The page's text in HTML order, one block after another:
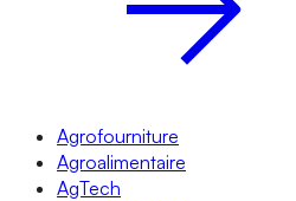
Agrofourniture
Agroalimentaire
AgTech